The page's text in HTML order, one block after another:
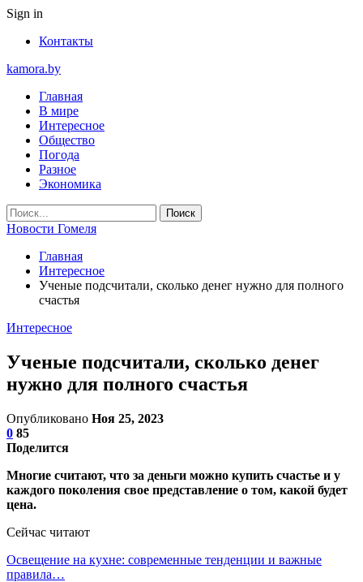
Sign in
Контакты
kamora.by
Главная
В мире
Интересное
Общество
Погода
Разное
Экономика
Новости Гомеля
Главная
Интересное
Ученые подсчитали, сколько денег нужно для полного
счастья
Интересное
Ученые подсчитали, сколько денег
нужно для полного счастья
Опубликовано Ноя 25, 2023
0 85
Поделится
Многие считают, что за деньги можно купить счастье и у
каждого поколения свое представление о том, какой будет
цена.
Сейчас читают
Освещение на кухне: современные тенденции и важные
правила…